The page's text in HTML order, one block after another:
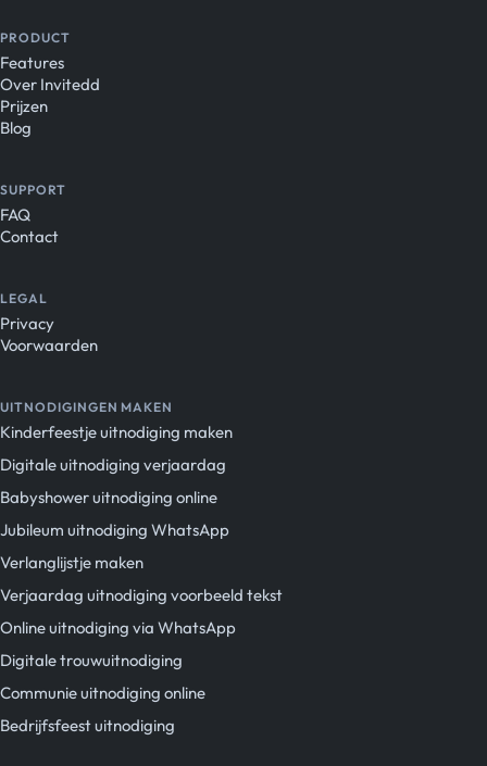
PRODUCT
Features
Over Invitedd
Prijzen
Blog
SUPPORT
FAQ
Contact
LEGAL
Privacy
Voorwaarden
UITNODIGINGEN MAKEN
Kinderfeestje uitnodiging maken
Digitale uitnodiging verjaardag
Babyshower uitnodiging online
Jubileum uitnodiging WhatsApp
Verlanglijstje maken
Verjaardag uitnodiging voorbeeld tekst
Online uitnodiging via WhatsApp
Digitale trouwuitnodiging
Communie uitnodiging online
Bedrijfsfeest uitnodiging